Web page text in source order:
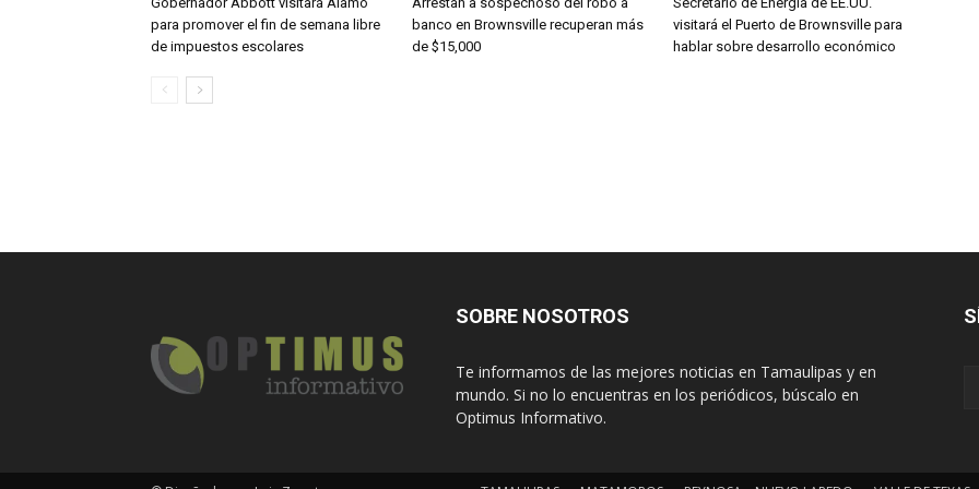
para promover el fin de semana libre
de impuestos escolares
banco en Brownsville recuperan más
de $15,000
visitará el Puerto de Brownsville para
hablar sobre desarrollo económico
SOBRE NOSOTROS
Te informamos de las mejores noticias en Tamaulipas y en
mundo. Si no lo encuentras en los periódicos, búscalo en
Optimus Informativo.